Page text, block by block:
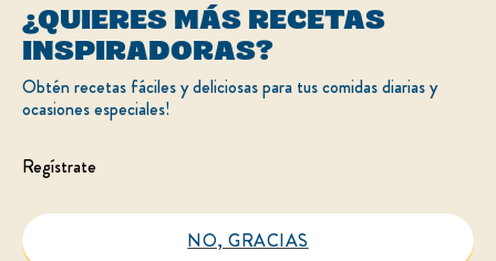
Mapa del sitioAccesibilidadCondiciones de uso
Aviso de privacidadAviso de cookies
Opciones publicitarias
UBICACIÓN
¿QUIERES MÁS RECETAS
INSPIRADORAS?
Obtén recetas fáciles y deliciosas para tus comidas diarias y
ocasiones especiales!
Regístrate
NO, GRACIAS